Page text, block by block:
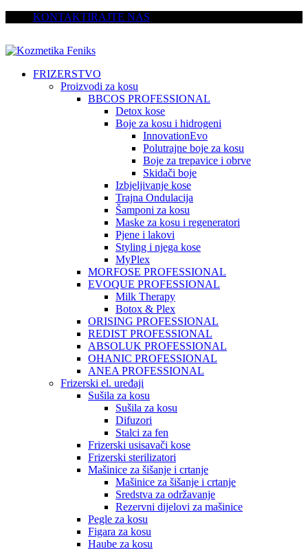
KONTAKTIRAJTE NAS
FRIZERSTVO
Proizvodi za kosu
BBCOS PROFESSIONAL
Detox kose
Boje za kosu i hidrogeni
InnovationEvo
Polutrajne boje za kosu
Boje za trepavice i obrve
Skidači boje
Izbjeljivanje kose
Trajna Ondulacija
Šamponi za kosu
Maske za kosu i regeneratori
Pjene i lakovi
Styling i njega kose
MyPlex
MORFOSE PROFESSIONAL
EVOQUE PROFESSIONAL
Milk Therapy
Botox & Plex
ORISING PROFESSIONAL
REDIST PROFESSIONAL
ABSOLUK PROFESSIONAL
OHANIC PROFESSIONAL
ANEA PROFESSIONAL
Frizerski el. uređaji
Sušila za kosu
Sušila za kosu
Difuzori
Stalci za fen
Frizerski usisavači kose
Frizerski sterilizatori
Mašinice za šišanje i crtanje
Mašinice za šišanje i crtanje
Sredstva za održavanje
Rezervni dijelovi za mašinice
Pegle za kosu
Figara za kosu
Haube za kosu